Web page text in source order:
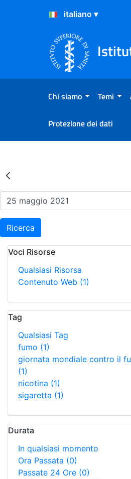
Salta al Contenuto
Salta al Footer
Chi siamo Temi
Protezione dei dati
Risultati della
Ricerca
Voci Risorse
Qualsiasi Risorsa
Contenuto Web (1)
Tag
Qualsiasi Tag
fumo (1)
giornata mondiale contro il
(1)
nicotina (1)
sigaretta (1)
Durata
In qualsiasi momento
Ora Passata (0)
Passate 24 Ore (0)